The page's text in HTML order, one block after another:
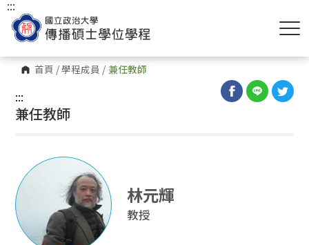
首頁 /學程成員 / 兼任教師
:::
:::
兼任教師
林元輝
教授